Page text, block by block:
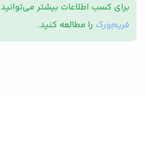
برای کسب اطلاعات بیشتر می‌توانید
فریم‌ورک را مطالعه کنید.